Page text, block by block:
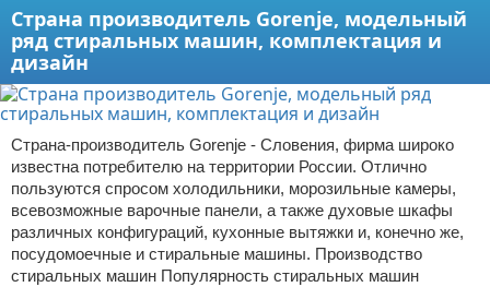
Страна производитель Gorenje, модельный
ряд стиральных машин, комплектация и
дизайн
Страна-производитель Gorenje - Словения, фирма широко
известна потребителю на территории России. Отлично
пользуются спросом холодильники, морозильные камеры,
всевозможные варочные панели, а также духовые шкафы
различных конфигураций, кухонные вытяжки и, конечно же,
посудомоечные и стиральные машины. Производство
стиральных машин Популярность стиральных машин